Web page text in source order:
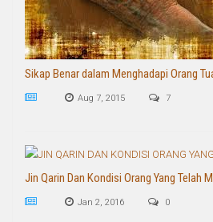
Sikap Benar dalam Menghadapi Orang
Aug 7, 2015 7
Jin Qarin Dan Kondisi Orang Yang Telah
Jan 2, 2016 0